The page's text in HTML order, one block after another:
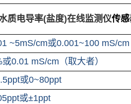
质电导率(盐度)在线监测仪传
~5mS/cm或0.001~100 mS/cm
或0.01 mS/cm（取大者）
或0~80ppt
t或±1ppt